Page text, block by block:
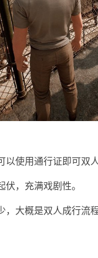
使用通行证即可双
，充满戏剧性。
，大概是双人成行流